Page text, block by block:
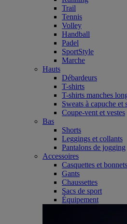
Trail
Tennis
Volley
Handball
Padel
SportStyle
Marche
Hauts
Débardeurs
T-shirts
T-shirts manches
Sweats à capuche et
Coupe-vent et vestes
Bas
Shorts
Leggings et collants
Pantalons de jogging
Accessoires
Casquettes et bonnets
Gants
Chaussettes
Sacs de sport
Équipement